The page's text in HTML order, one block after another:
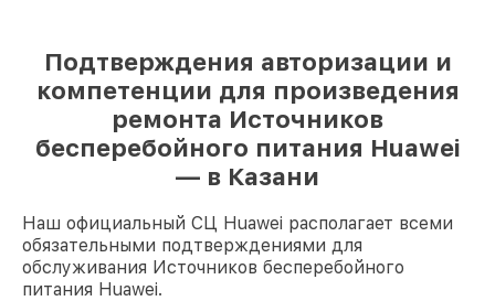
Подтверждения авторизации и
компетенции для произведения
ремонта Источников
бесперебойного питания Huawei
— в Казани
Наш официальный СЦ Huawei располагает всеми
обязательными подтверждениями для
обслуживания Источников бесперебойного
питания Huawei.